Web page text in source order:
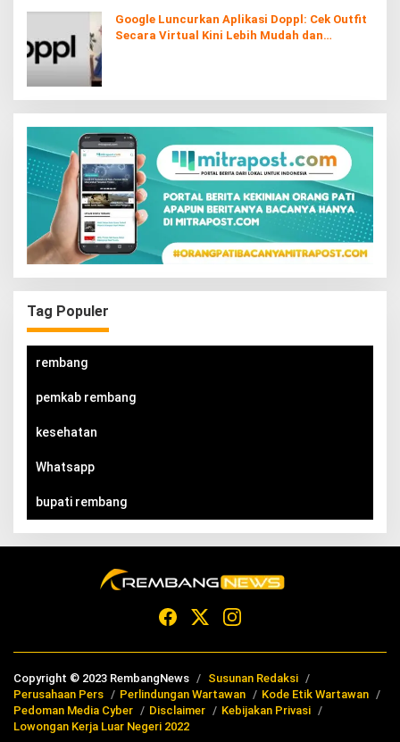
Google Luncurkan Aplikasi Doppl: Cek Outfit
Secara Virtual Kini Lebih Mudah dan
Tag Populer
rembang
pemkab rembang
kesehatan
Whatsapp
bupati rembang
Copyright © 2023 RembangNews
Susunan Redaksi
Perusahaan Pers
Perlindungan Wartawan
Kode Etik Wartawan
Pedoman Media Cyber
Disclaimer
Kebijakan Privasi
Lowongan Kerja Luar Negeri 2022